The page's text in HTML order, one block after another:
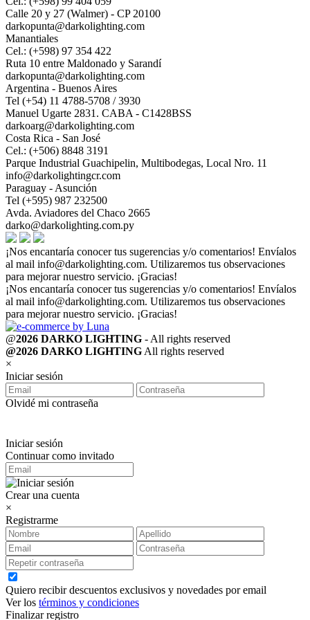
Calle 20 y 27 (Walmer) - CP 20100
darkopunta@darkolighting.com
Manantiales
Cel.: (+598) 97 354 422
Ruta 10 entre Maldonado y Sarandí
darkopunta@darkolighting.com
Argentina - Buenos Aires
Tel (+54) 11 4788-5708 / 3930
Manuel Ugarte 2831. CABA - C1428BSS
darkoarg@darkolighting.com
Costa Rica - San José
Cel.: (+506) 8848 3191
Parque Industrial Guachipelin, Multibodegas, Local Nro. 11
info@darkolightingcr.com
Paraguay - Asunción
Tel (+595) 987 232500
Avda. Aviadores del Chaco 2665
darko@darkolighting.com.py
¡Nos encantaría conocer tus sugerencias y/o comentarios! Envíalos
al mail info@darkolighting.com. Utilizaremos tus observaciones
para mejorar nuestro servicio. ¡Gracias!
¡Nos encantaría conocer tus sugerencias y/o comentarios! Envíalos
al mail info@darkolighting.com. Utilizaremos tus observaciones
para mejorar nuestro servicio. ¡Gracias!
@2026 DARKO LIGHTING - All rights reserved
@2026 DARKO LIGHTINGAll rights reserved
×
Iniciar sesión
Olvidé mi contraseña
Iniciar sesión
Continuar como invitado
Crear una cuenta
×
Registrarme
Quiero recibir descuentos exclusivos y novedades por email
Ver los términos y condiciones
Finalizar registro